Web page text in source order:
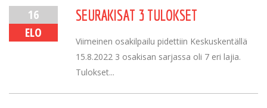
16
ELO
SEURAKISAT 3 TULOKSET
Viimeinen osakilpailu pidettiin Keskuskentällä
15.8.2022 3 osakisan sarjassa oli 7 eri lajia.
Tulokset...